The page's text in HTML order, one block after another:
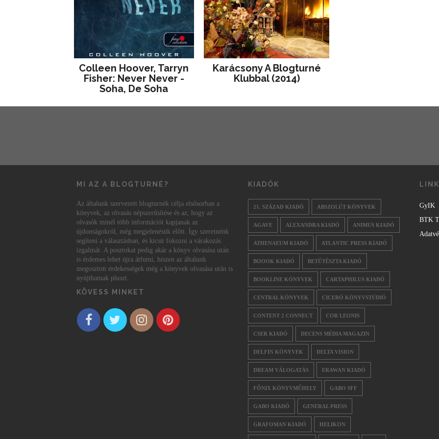
Colleen Hoover, Tarryn
Fisher: Never Never -
Soha, De Soha
Karácsony A Blogturné
Klubbal (2014)
MI AZ A BLOGTURNÉ?
Az általunk szervezett blogturnék célja elsősorban a
könyvek, az olvasás népszerűsítése és az, hogy az
olvasók minél több információt kapjanak az
újdonságokról, még megjelenésük előtt. Így szeretnénk
segíteni a választásban, és kicsit fokozni a várakozás
izgalmát. A posztokat pedig akár a könyv olvasása után
is érdemes lehet újra átfutni, hiszen az általunk
megosztott érdekességek még a könyvek olvasása után is
nyújthatnak pluszt.
KÖVESS MINKET
KIADÓK
21. SZÁZAD KIADÓ ABSZOLÚT KÖNYVEK
AGAVE ALEXANDRA KIADÓ ANIMUS KIADÓ
ATHENAEUM KIADÓ ATLANTIC PRESS KIADÓ
BOOOK KIADÓ BETŰTÉSZTA KIADÓ
BOOKLINE KÖNYVEK CARTAPHILUS KIADÓ
CENTRAL KÖNYVEK CICERÓ KÖNYVSTÚDIÓ
CONTENT 2 CONNECT COR LEONIS
CSER KIADÓ DECENS MÉDIA MAGAZIN
DELFIN KÖNYVEK DELTA VISION
DREAM VÁLOGATÁS ERAWAN KIADÓ
FŐNIX KÖNYVMŰHELY GABO SFF
GABO KIADÓ GENERAL PRESS
GRAFOMAN KIADÓ HELIKON
GyIK
BTK